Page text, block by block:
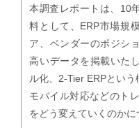
本調査レポートは、10
料として、ERP市場規
ア、ベンダーのポジシ
高いデータを掲載いた
ル化、2-Tier ERPという
モバイル対応などのト
をどう変えていくのかに